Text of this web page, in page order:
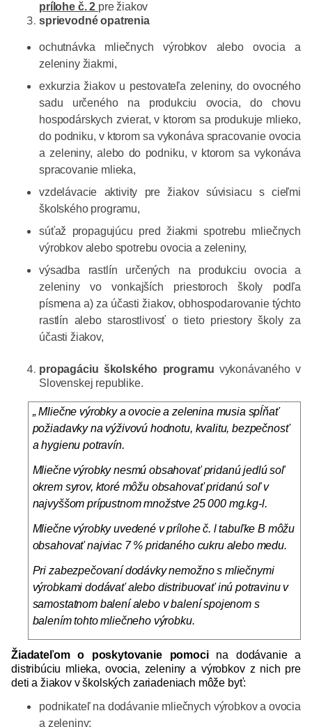
prílohe č.2 pre žiakov
sprievodné opatrenia
ochutnávka mliečnych výrobkov alebo ovocia a
zeleniny žiakmi,
exkurzia žiakov u pestovateľa zeleniny, do ovocného
sadu určeného na produkciu ovocia, do chovu
hospodárskych zvierat, v ktorom sa produkuje mlieko,
do podniku, v ktorom sa vykonáva spracovanie ovocia
a zeleniny, alebo do podniku, v ktorom sa vykonáva
spracovanie mlieka,
vzdelávacie aktivity pre žiakov súvisiacu s cieľmi
školského programu,
súťaž propagujúcu pred žiakmi spotrebu mliečnych
výrobkov alebo spotrebu ovocia a zeleniny,
výsadba rastlín určených na produkciu ovocia a
zeleniny vo vonkajších priestoroch školy podľa
písmena a) za účasti žiakov, obhospodarovanie týchto
rastlín alebo starostlivosť o tieto priestory školy za
účasti žiakov,
propagáciu školského programu vykonávaného v
Slovenskej republike.
„ Mliečne výrobky a ovocie a zelenina musia spĺňať
požiadavky na výživovú hodnotu, kvalitu, bezpečnosť
a hygienu potravín.
Mliečne výrobky nesmú obsahovať pridanú jedlú soľ
okrem syrov, ktoré môžu obsahovať pridanú soľ v
najvyššom prípustnom množstve 25 000 mg.kg-l.
Mliečne výrobky uvedené v prílohe č. l tabuľke B môžu
obsahovať najviac 7 % pridaného cukru alebo medu.
Pri zabezpečovaní dodávky nemožno s mliečnymi
výrobkami dodávať alebo distribuovať inú potravinu v
samostatnom balení alebo v balení spojenom s
balením tohto mliečneho výrobku.
Žiadateľom o poskytovanie pomoci na dodávanie a
distribúciu mlieka, ovocia, zeleniny a výrobkov z nich pre
deti a žiakov v školských zariadeniach môže byť:
podnikateľ na dodávanie mliečnych výrobkov a ovocia
a zeleniny;